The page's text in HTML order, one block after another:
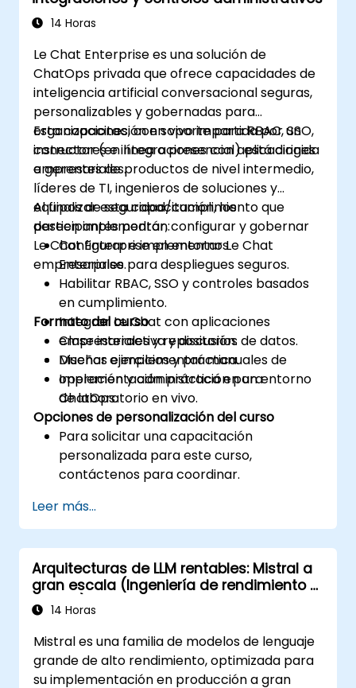
14 Horas
Le Chat Enterprise es una solución de
ChatOps privada que ofrece capacidades de
inteligencia artificial conversacional seguras,
personalizables y gobernadas para
organizaciones, con soporte para RBAC, SSO,
conectores e integraciones con aplicaciones
empresariales.
Esta capacitación en vivo impartida por un
instructor (en línea o presencial) está dirigida
a gerentes de productos de nivel intermedio,
líderes de TI, ingenieros de soluciones y
equipos de seguridad/cumplimiento que
deseen implementar, configurar y gobernar
Le Chat Enterprise en entornos
empresariales.
Al finalizar esta capacitación, los
participantes podrán:
Configurar e implementar Le Chat
Enterprise para despliegues seguros.
Habilitar RBAC, SSO y controles basados
en cumplimiento.
Integrar Le Chat con aplicaciones
empresariales y repositorios de datos.
Diseñar e implementar manuales de
operación y administración para
ChatOps.
Formato del curso
Clase interactiva y discusión.
Muchos ejercicios y práctica.
Implementación práctica en un entorno
de laboratorio en vivo.
Opciones de personalización del curso
Para solicitar una capacitación
personalizada para este curso,
contáctenos para coordinar.
Leer más...
Arquitecturas de LLM rentables: Mistral a
gran escala (Ingeniería de rendimiento y
costos)
14 Horas
Mistral es una familia de modelos de lenguaje
grande de alto rendimiento, optimizada para
su implementación en producción a gran